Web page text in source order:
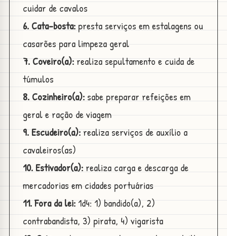
cuidar de cavalos
6. Cata-bosta:presta serviços em estalagens ou
casarões para limpeza geral
7. Coveiro(a):realiza sepultamento e cuida de
túmulos
8. Cozinheiro(a):sabe preparar refeições em
geral e ração de viagem
9. Escudeiro(a):realiza serviços de auxílio a
cavaleiros(as)
10. Estivador(a):realiza carga e descarga de
mercadorias em cidades portuárias
11. Fora da lei:1d4: 1) bandido(a), 2)
contrabandista, 3) pirata, 4) vigarista